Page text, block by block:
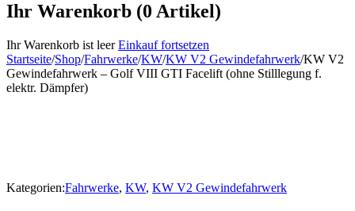
Ihr Warenkorb (0 Artikel)
Ihr Warenkorb ist leer Einkauf fortsetzen
Startseite/Shop/Fahrwerke/KW/KW V2 Gewindefahrwerk/KW V2
Gewindefahrwerk – Golf VIII GTI Facelift (ohne Stilllegung f.
elektr. Dämpfer)
Kategorien:Fahrwerke, KW, KW V2 Gewindefahrwerk